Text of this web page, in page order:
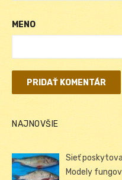
MENO
NAJNOVŠIE
Sieť
Modely